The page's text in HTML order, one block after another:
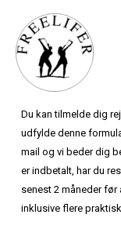
indholdet
Du kan tilmelde dig
udfylde denne
mail og vi beder dig
er indbetalt, har du
senest 2 måneder før
inklusive flere